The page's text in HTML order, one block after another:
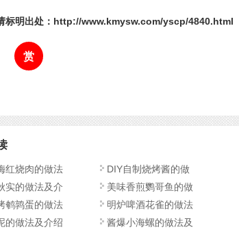
标明出处：http://www.kmysw.com/yscp/4840.html
赏
红烧肉的做法
DIY自制烧烤酱的做
实的做法及介
美味香煎鹦哥鱼的做
鹌鹑蛋的做法
明炉啤酒花雀的做法
的做法及介绍
酱爆小海螺的做法及